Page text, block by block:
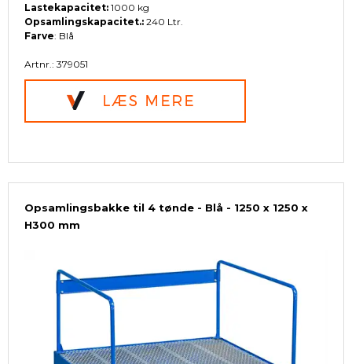
Lastekapacitet: 1000 kg
Opsamlingskapacitet.: 240 Ltr.
Farve: Blå
Artnr.: 379051
Opsamlingsbakke til 4 tønde - Blå - 1250 x 1250 x
H300 mm